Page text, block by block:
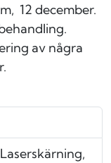
12 december.
av några